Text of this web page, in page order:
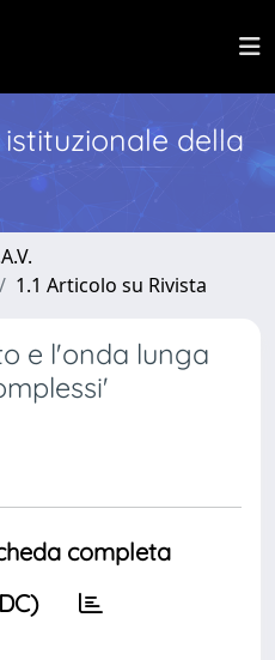
della
1.1 Articolo su Rivista
e l'onda lunga
completa